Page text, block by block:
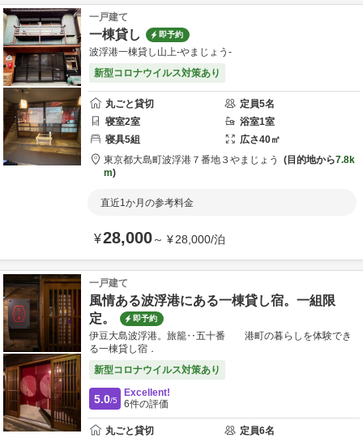
一戸建て
一棟貸し 即予約
波浮港一棟貸し山上-やまじょう-
新型コロナウイルス対策あり
丸ごと貸切 定員5名
寝室2室 浴室1室
寝具5組 広さ40㎡
東京都大島町波浮港７番地３ やまじょう 目的地から7.8k
m
直近1か月の参考料金
¥28,000～ ¥28,000/泊
一戸建て
風情ある波浮港にある一棟貸し宿。一組限
定。
即予約
伊豆大島波浮港。旅籠‥五十番 港町の暮らしを体験でき
る一棟貸し宿．
新型コロナウイルス対策あり
5.0/5
Excellent!
6件の評価
丸ごと貸切 定員6名